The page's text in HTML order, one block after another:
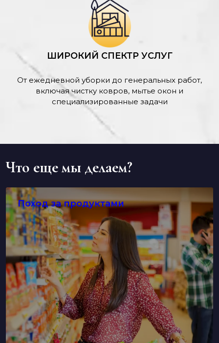
ШИРОКИЙ СПЕКТР УСЛУГ
От ежедневной уборки до генеральных работ,
включая чистку ковров, мытье окон и
специализированные задачи
Что еще мы делаем?
Поход за продуктами